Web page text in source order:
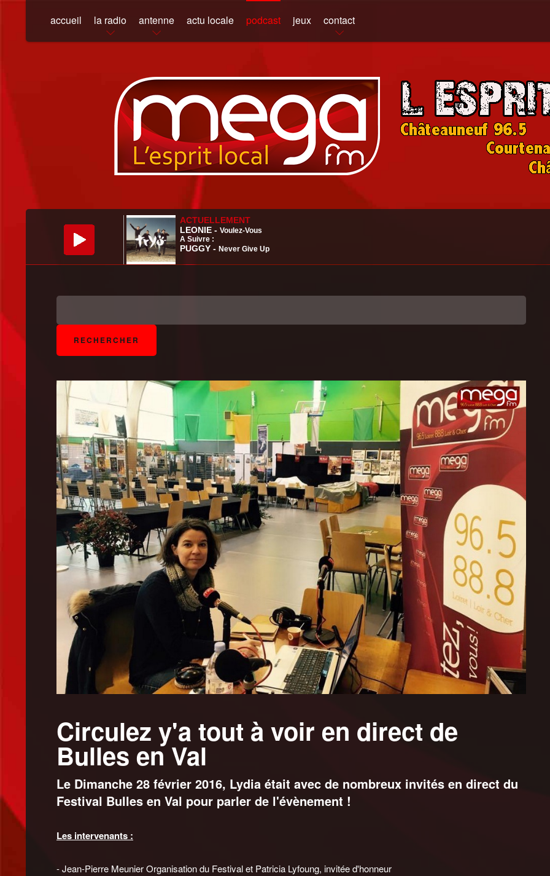
accueil la radio antenne actu locale podcast jeux contact
Circulez y'a tout à voir en direct de
Bulles en Val
Le Dimanche 28 février 2016, Lydia était avec de nombreux invités en direct du
Festival Bulles en Val pour parler de l'évènement !
Les intervenants :
- Jean-Pierre Meunier Organisation du Festival et Patricia Lyfoung, invitée d'honneur